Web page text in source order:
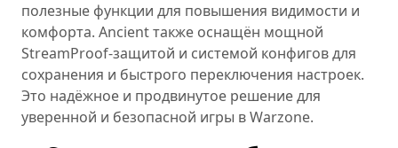
полезные функции для повышения видимости и
комфорта. Ancient также оснащён мощной
StreamProof-защитой и системой конфигов для
сохранения и быстрого переключения настроек.
Это надёжное и продвинутое решение для
уверенной и безопасной игры в Warzone.